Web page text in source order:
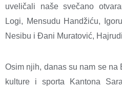
uveličali naše svečano
Logi, Mensudu Handžiću,
Nesibu i Đani Muratović,
Osim njih, danas su nam se
kulture i sporta Kantona